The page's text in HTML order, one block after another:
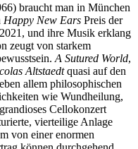
braucht man in München
Happy New Ears Preis der
und ihre Musik erklang
zeugt von starkem
A Sutured World,
Altstaedtquasi auf den
allem philosophischen
wie Wundheilung,
Cellokonzert
vierteilige Anlage
von einer enormen